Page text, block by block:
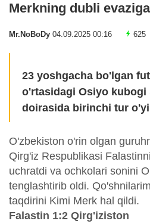
Merkning dubli
Mr.NoBoDy 04.09.2025 00:16 625
23 yoshgacha bo'lgan
o'rtasidagi Osiyo kubogi
doirasida birinchi tur
O'zbekiston o'rin olgan
Qirg'iz Respublikasi
uchratdi va ochkolari sonini
tenglashtirib oldi.
taqdirini Kimi Merk hal qildi.
Falastin 1:2 Qirg'iziston